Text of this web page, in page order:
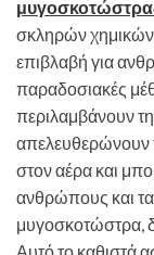
σκληρών χημικών
επιβλαβή για
παραδοσιακές
περιλαμβάνουν
απελευθερώνουν
στον αέρα και
ανθρώπους και
μυγοσκοτώστρα,